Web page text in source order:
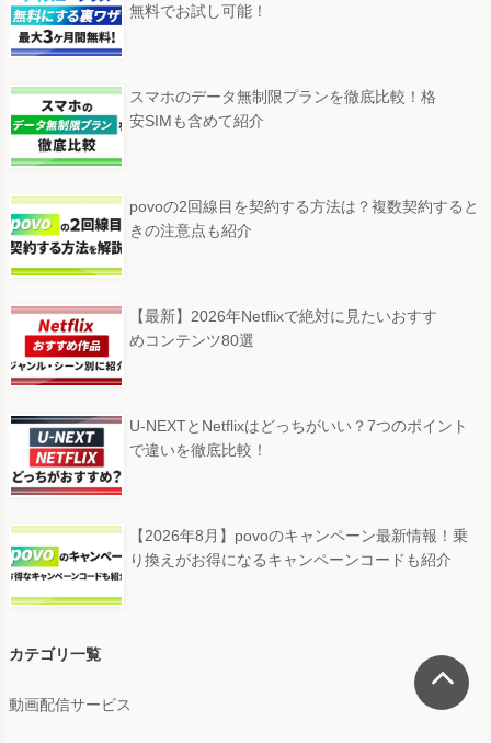
無料でお試し可能！
スマホのデータ無制限プランを徹底比較！格
安SIMも含めて紹介
povoの2回線目を契約する方法は？複数契約すると
きの注意点も紹介
【最新】2026年Netflixで絶対に見たいおすす
めコンテンツ80選
U-NEXTとNetflixはどっちがいい？7つのポイント
で違いを徹底比較！
【2026年8月】povoのキャンペーン最新情報！乗
り換えがお得になるキャンペーンコードも紹介
カテゴリ一覧
動画配信サービス